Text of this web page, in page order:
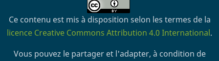
Ce contenu est mis à disposition selon les termes de la
licence Creative Commons Attribution 4.0 International.
Vous pouvez le partager et l'adapter, à condition de